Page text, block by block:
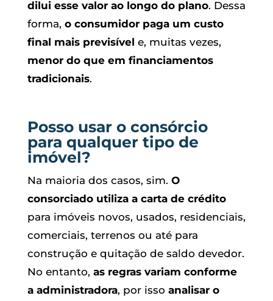
dilui esse valor ao longo do plano. Dessa
forma, o consumidor paga um custo
final mais previsível e, muitas vezes,
menor do que em financiamentos
tradicionais.
Posso usar o consórcio
para qualquer tipo de
imóvel?
Na maioria dos casos, sim. O
consorciado utiliza a carta de crédito
para imóveis novos, usados, residenciais,
comerciais, terrenos ou até para
construção e quitação de saldo devedor.
No entanto, as regras variam conforme
a administradora, por isso analisar o